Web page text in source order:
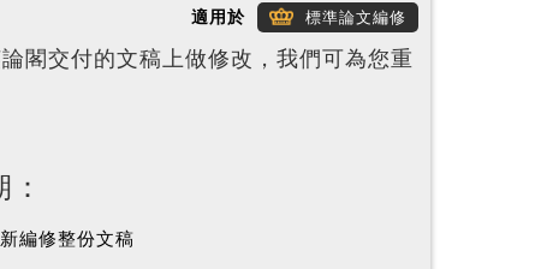
標準論文編修
適用於
閣交付的文稿上做修改，我們可為您重
編修整份文稿